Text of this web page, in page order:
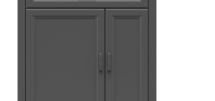
шкафы
Трехстворчатые
шкафы